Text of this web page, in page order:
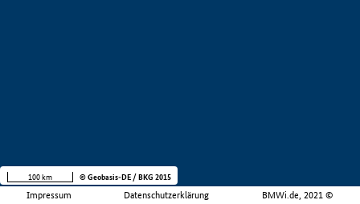
Impressum Datenschutzerklärung BMWi.de, 2021 ©
100 km © Geobasis-DE / BKG 2015